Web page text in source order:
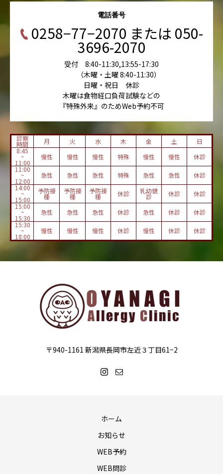
電話番号
0258−77−2070 または 050-
3696-2070
受付 8:40-11:30,13:55-17:30
（木曜・土曜 8:40-11:30）
日曜・祝日 休診
木曜は食物経口負荷試験などの
『特殊外来』のためWeb予約不可
診察
時間 月 火 水 木 金 土
日
8:45
~
11:00
慢性 慢性 慢性 特殊 慢性 慢性
休診
11:00
~
12:00
急性 急性 急性 特殊 急性 急性
休診
14:00
~
15:00
予防接
種
予防接
種
予防接
種 休診 乳幼健
診 休診
休診
15:00
~
15:30
急性 急性 急性 休診 急性 休診
休診
15:30
~
18:00
慢性 慢性 慢性 休診 慢性 休診 休診
〒940-1161 新潟県長岡市左近３丁目61−2
ホーム
お知らせ
WEB予約
WEB問診